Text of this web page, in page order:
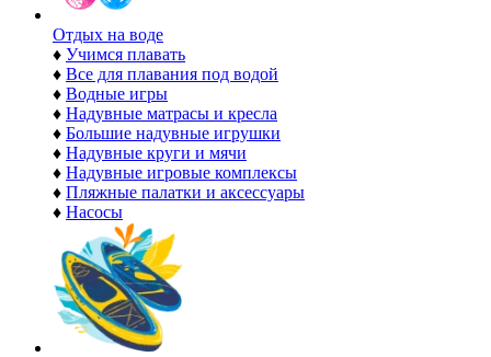
Отдых на воде
♦ Учимся плавать
♦ Все для плавания под водой
♦ Водные игры
♦ Надувные матрасы и кресла
♦ Большие надувные игрушки
♦ Надувные круги и мячи
♦ Надувные игровые комплексы
♦ Пляжные палатки и аксессуары
♦ Насосы